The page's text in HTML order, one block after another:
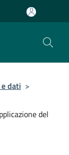
dati >
del